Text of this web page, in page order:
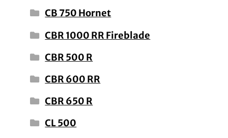
CB 750 Hornet
CBR 1000 RR Fireblade
CBR 500 R
CBR 600 RR
CBR 650 R
CL 500